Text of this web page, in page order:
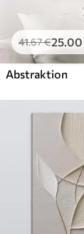
41.67€25.00
Abstraktion